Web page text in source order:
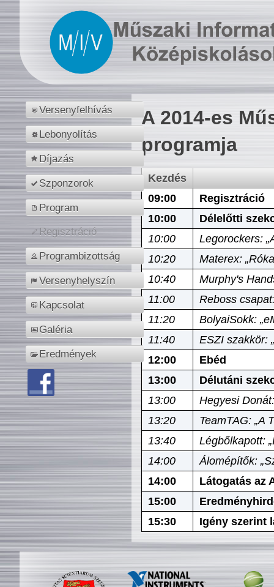
Versenyfelhívás
Lebonyolítás
Díjazás
Szponzorok
Program
Regisztráció
Programbizottság
Versenyhelyszín
Kapcsolat
Galéria
Eredmények
A 2014-es
programja
Kezdés
09:00
Regisztráció
10:00
Délelőtti
10:00
Legorockers:
10:20
Materex:
10:40
Murphy's
11:00
Reboss
11:20
BolyaiSokk:
11:40
ESZI szakkör:
12:00
Ebéd
13:00
Délutáni
13:00
Hegyesi
13:20
TeamTAG: „A
13:40
Légbőlkapott:
14:00
Álomépítők:
14:00
Látogatás az
15:00
15:30
Igény szerint